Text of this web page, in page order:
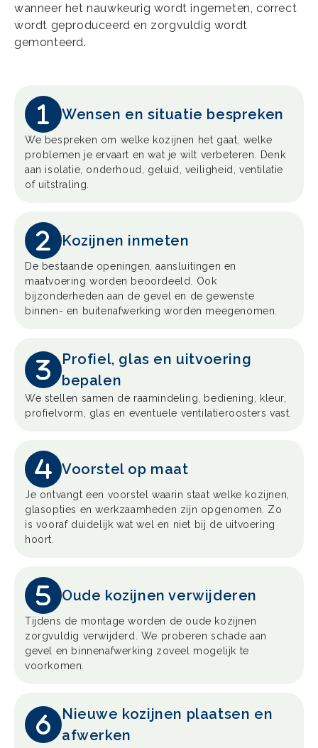
wanneer het nauwkeurig wordt ingemeten, correct
wordt geproduceerd en zorgvuldig wordt
gemonteerd.
Wensen en situatie bespreken
We bespreken om welke kozijnen het gaat, welke
problemen je ervaart en wat je wilt verbeteren. Denk
aan isolatie, onderhoud, geluid, veiligheid, ventilatie
of uitstraling.
Kozijnen inmeten
De bestaande openingen, aansluitingen en
maatvoering worden beoordeeld. Ook
bijzonderheden aan de gevel en de gewenste
binnen- en buitenafwerking worden meegenomen.
Profiel, glas en uitvoering
bepalen
We stellen samen de raamindeling, bediening, kleur,
profielvorm, glas en eventuele ventilatieroosters vast.
Voorstel op maat
Je ontvangt een voorstel waarin staat welke kozijnen,
glasopties en werkzaamheden zijn opgenomen. Zo
is vooraf duidelijk wat wel en niet bij de uitvoering
hoort.
Oude kozijnen verwijderen
Tijdens de montage worden de oude kozijnen
zorgvuldig verwijderd. We proberen schade aan
gevel en binnenafwerking zoveel mogelijk te
voorkomen.
Nieuwe kozijnen plaatsen en
afwerken